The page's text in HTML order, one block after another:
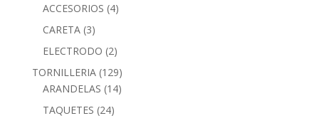
ACCESORIOS (4)
CARETA (3)
ELECTRODO (2)
TORNILLERIA (129)
ARANDELAS (14)
TAQUETES (24)